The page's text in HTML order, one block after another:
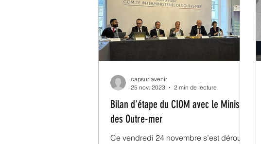
Bilan d'étape du CIOM avec le Ministre
des Outre-mer
Ce vendredi 24 novembre s’est déroulé
capsurlavenir
25 nov. 2023
2 min de lecture